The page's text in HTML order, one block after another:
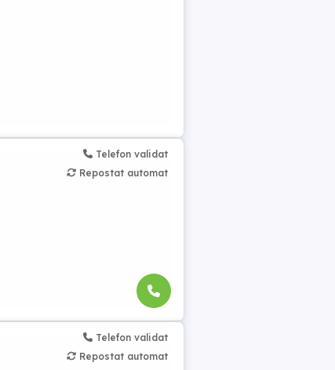
Telefon validat
Repostat automat
Telefon validat
Repostat automat